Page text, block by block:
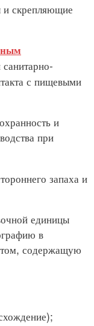
скрепляющие
санитарно-
с пищевыми
и
при
запаха и
единицы
в
содержащую